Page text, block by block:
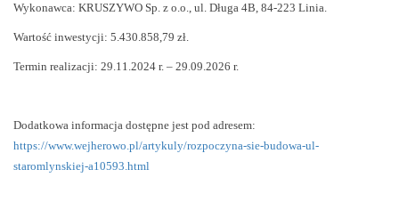
Wykonawca: KRUSZYWO Sp. z o.o., ul. Długa 4B, 84-223 Linia.
Wartość inwestycji: 5.430.858,79 zł.
Termin realizacji: 29.11.2024 r. – 29.09.2026 r.
Dodatkowa informacja dostępne jest pod adresem:
https://www.wejherowo.pl/artykuly/rozpoczyna-sie-budowa-ul-
staromlynskiej-a10593.html